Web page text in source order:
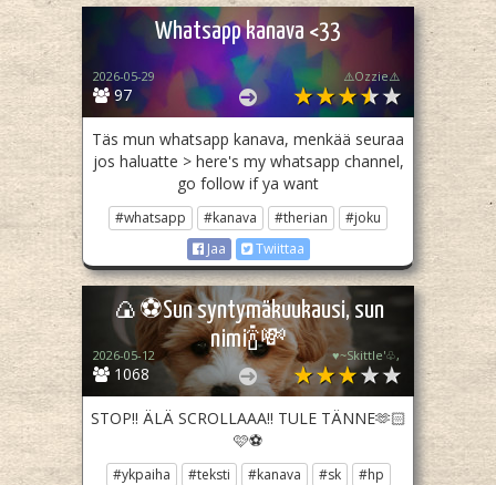
Whatsapp kanava <33
97
2026-05-29 ⚠️Ozzie⚠️
Täs mun whatsapp kanava, menkää seuraa
jos haluatte > here's my whatsapp channel,
go follow if ya want
#whatsapp #kanava #therian
#joku
Jaa
Twiittaa
🍙⚽️Sun syntymäkuukausi, sun
nimi🍾💸
1068
2026-05-12 ♥︎~Skittle'♧,
STOP!! ÄLÄ SCROLLAAA!! TULE TÄNNE🫶🏻
🩷⚽️
#ykpaiha #teksti #kanava #sk
#hp